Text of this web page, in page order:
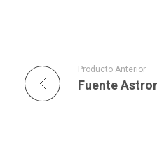
Producto Anterior
Fuente